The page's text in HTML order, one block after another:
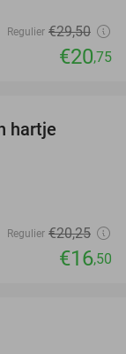
Regulier €29,50
€20,75
hartje
Regulier €20,25
€16,50